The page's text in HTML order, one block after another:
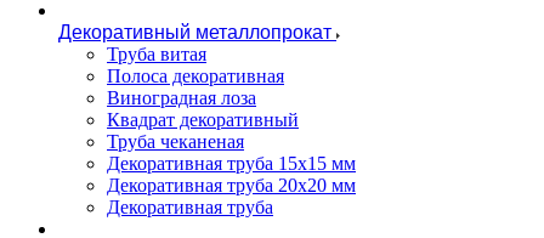
Декоративный металлопрокат
Труба витая
Полоса декоративная
Виноградная лоза
Квадрат декоративный
Труба чеканеная
Декоративная труба 15х15 мм
Декоративная труба 20х20 мм
Декоративная труба